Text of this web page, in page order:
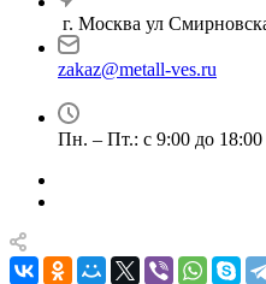
г. Москва ул
zakaz@metall-ves.ru
Пн. – Пт.: с 9:00 до 18:00